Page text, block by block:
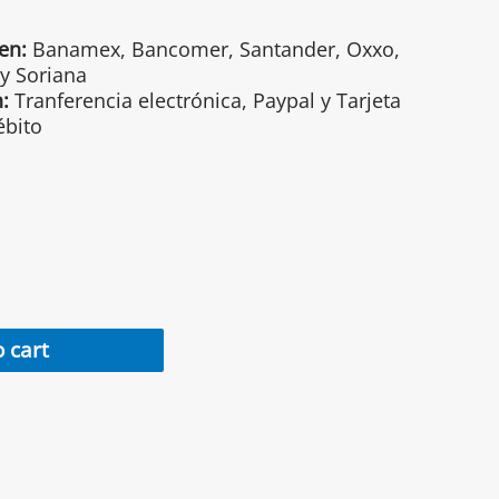
Banamex, Bancomer, Santander, Oxxo,
Soriana
Tranferencia electrónica, Paypal y Tarjeta
cart